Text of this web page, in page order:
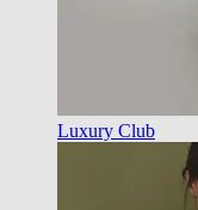
Luxury Club